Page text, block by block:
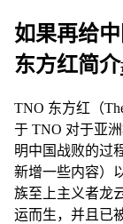
如果再给
东方红简介
TNO 东方红（
于 TNO 对于亚
明中国战败的过
新增一些内容）
族至上主义者龙
运而生，并且已